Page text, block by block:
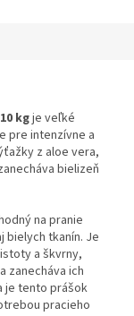
10 kgje veľké
pre intenzívne a
z aloe vera,
bielizeň
na pranie
bielych tkanín. Je
a škvrny,
zanecháva ich
je tento prášok
pracieho